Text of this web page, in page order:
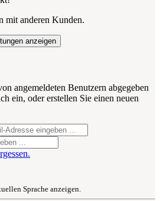
mit anderen Kunden.
anzeigen
angemeldeten Benutzern abgegeben
ein, oder erstellen Sie einen neuen
Sprache anzeigen.